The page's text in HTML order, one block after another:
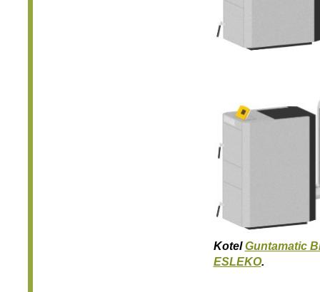
KotelGuntamatic
ESLEKO.